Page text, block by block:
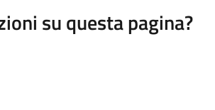
su questa pagina?